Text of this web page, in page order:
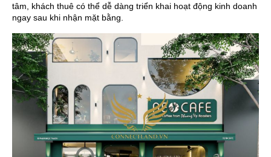
tâm, khách thuê có thể dễ dàng triển khai hoạt động kinh doanh
ngay sau khi nhận mặt bằng.